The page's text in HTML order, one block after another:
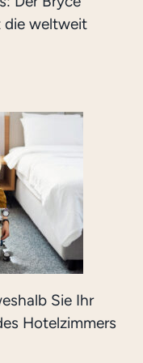
die weltweit
Sie Ihr
Hotelzimmers